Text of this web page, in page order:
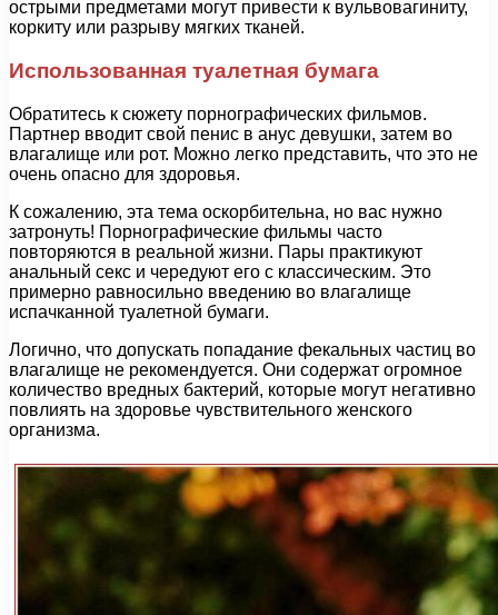
острыми предметами могут привести к вульвовагиниту,
коркиту или разрыву мягких тканей.
Использованная туалетная бумага
Обратитесь к сюжету порнографических фильмов.
Партнер вводит свой пенис в анус девушки, затем во
влагалище или рот. Можно легко представить, что это не
очень опасно для здоровья.
К сожалению, эта тема оскорбительна, но вас нужно
затронуть! Порнографические фильмы часто
повторяются в реальной жизни. Пары практикуют
анальный секс и чередуют его с классическим. Это
примерно равносильно введению во влагалище
испачканной туалетной бумаги.
Логично, что допускать попадание фекальных частиц во
влагалище не рекомендуется. Они содержат огромное
количество вредных бактерий, которые могут негативно
повлиять на здоровье чувствительного женского
организма.